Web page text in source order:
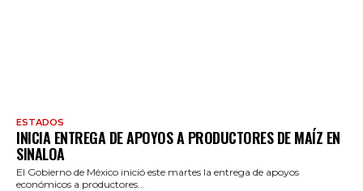
ESTADOS
INICIA ENTREGA DE APOYOS A PRODUCTORES DE MAÍZ EN
SINALOA
El Gobierno de México inició este martes la entrega de apoyos
económicos a productores...